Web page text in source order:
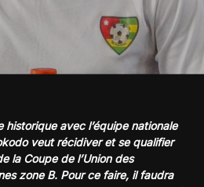
avec l’équipe nationale
veut récidiver et se qualifier
la Coupe de l’Union des
zone B. Pour ce faire, il faudra